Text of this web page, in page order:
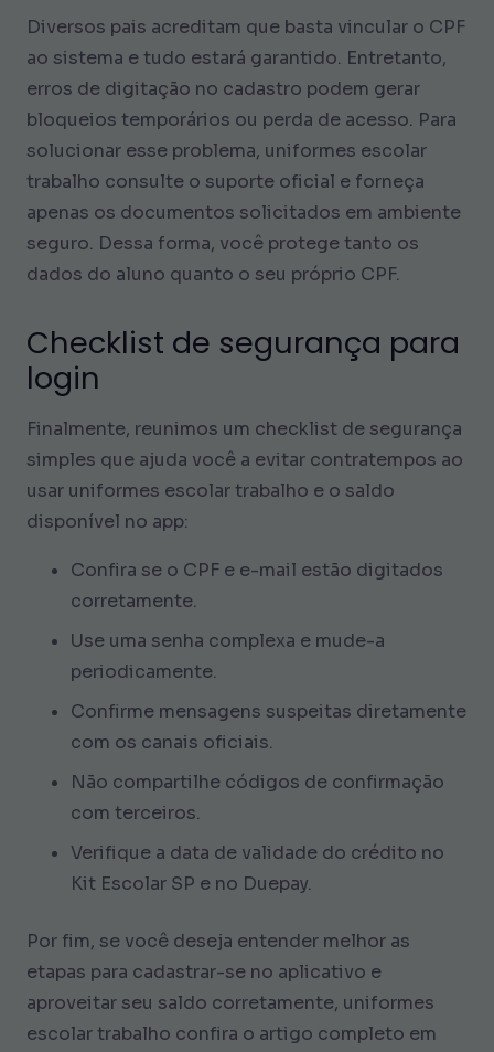
Diversos pais acreditam que basta vincular o CPF
ao sistema e tudo estará garantido. Entretanto,
erros de digitação no cadastro podem gerar
bloqueios temporários ou perda de acesso. Para
solucionar esse problema, uniformes escolar
trabalho consulte o suporte oficial e forneça
apenas os documentos solicitados em ambiente
seguro. Dessa forma, você protege tanto os
dados do aluno quanto o seu próprio CPF.
Checklist de segurança para
login
Finalmente, reunimos um checklist de segurança
simples que ajuda você a evitar contratempos ao
usar uniformes escolar trabalho e o saldo
disponível no app:
Confira se o CPF e e-mail estão digitados
corretamente.
Use uma senha complexa e mude-a
periodicamente.
Confirme mensagens suspeitas diretamente
com os canais oficiais.
Não compartilhe códigos de confirmação
com terceiros.
Verifique a data de validade do crédito no
Kit Escolar SP e no Duepay.
Por fim, se você deseja entender melhor as
etapas para cadastrar-se no aplicativo e
aproveitar seu saldo corretamente, uniformes
escolar trabalho confira o artigo completo em